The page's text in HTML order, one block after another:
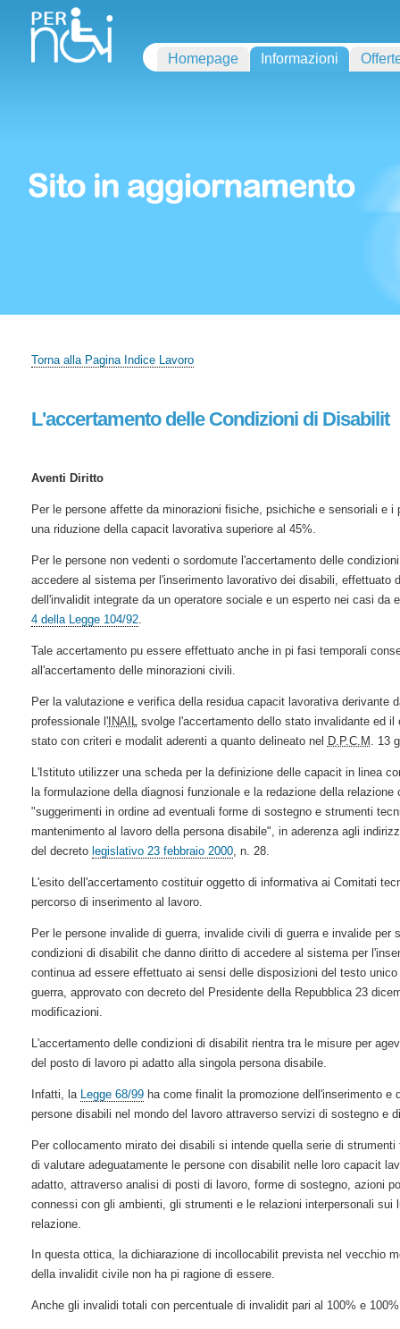
Homepage Informazioni
Torna alla Pagina Indice Lavoro
L'accertamento delle Condizioni di Disabilit
Aventi Diritto
Per le persone affette da minorazioni fisiche, psichiche e sensoriali e
una riduzione della capacit lavorativa superiore al 45%.
Per le persone non vedenti o sordomute l'accertamento delle
accedere al sistema per l'inserimento lavorativo dei disabili, effettuato
dell'invalidit integrate da un operatore sociale e un esperto nei casi da
4 della Legge 104/92.
Tale accertamento pu essere effettuato anche in pi fasi temporali
all'accertamento delle minorazioni civili.
Per la valutazione e verifica della residua capacit lavorativa derivante
professionale l'INAIL
svolge l'accertamento dello stato invalidante ed
stato con criteri e modalit aderenti a quanto delineato nel D.P.C.M . 13
L'Istituto utilizzer una scheda per la definizione delle capacit in linea
la formulazione della diagnosi funzionale e la redazione della
"suggerimenti in ordine ad eventuali forme di sostegno e strumenti
mantenimento al lavoro della persona disabile", in aderenza agli
del decreto legislativo 23 febbraio 2000, n. 28.
L'esito dell'accertamento costituir oggetto di informativa ai Comitati
percorso di inserimento al lavoro.
Per le persone invalide di guerra, invalide civili di guerra e invalide per
condizioni di disabilit che danno diritto di accedere al sistema per
continua ad essere effettuato ai sensi delle disposizioni del testo
guerra, approvato con decreto del Presidente della Repubblica 23
modificazioni.
L'accertamento delle condizioni di disabilit rientra tra le misure per
del posto di lavoro pi adatto alla singola persona disabile.
Infatti, la Legge 68/99ha come finalit la promozione dell'inserimento e
persone disabili nel mondo del lavoro attraverso servizi di sostegno e
Per collocamento mirato dei disabili si intende quella serie di
di valutare adeguatamente le persone con disabilit nelle loro capacit
adatto, attraverso analisi di posti di lavoro, forme di sostegno, azioni
connessi con gli ambienti, gli strumenti e le relazioni interpersonali sui
relazione.
In questa ottica, la dichiarazione di incollocabilit prevista nel vecchio
della invalidit civile non ha pi ragione di essere.
Anche gli invalidi totali con percentuale di invalidit pari al 100% e